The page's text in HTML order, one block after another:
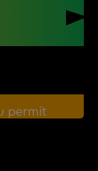
permit